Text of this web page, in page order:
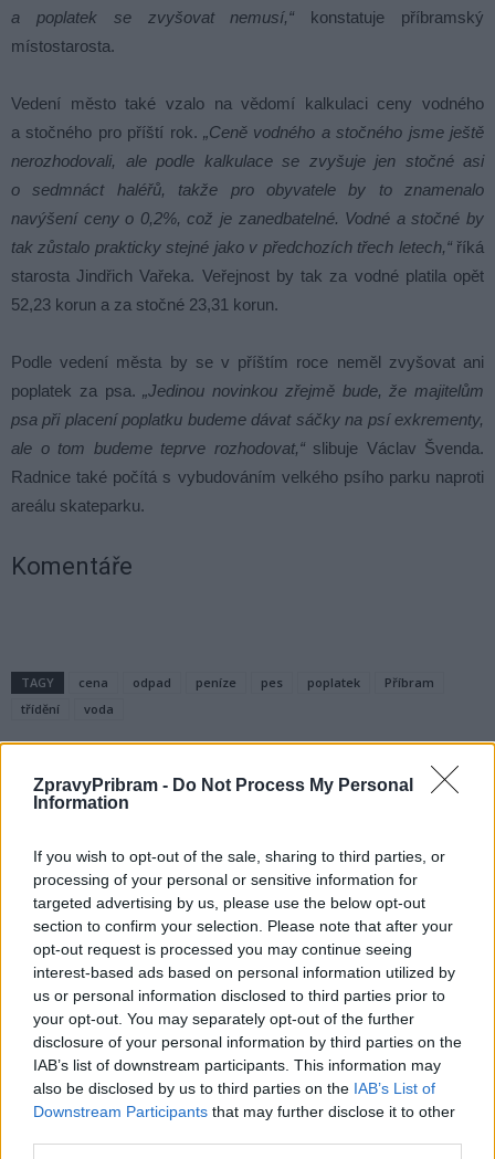
ZpravyPribram - Do Not Process My Personal
Information
If you wish to opt-out of the sale, sharing to third parties, or
processing of your personal or sensitive information for
targeted advertising by us, please use the below opt-out
section to confirm your selection. Please note that after your
opt-out request is processed you may continue seeing
interest-based ads based on personal information utilized by
us or personal information disclosed to third parties prior to
your opt-out. You may separately opt-out of the further
disclosure of your personal information by third parties on the
IAB’s list of downstream participants. This information may
also be disclosed by us to third parties on the IAB’s List of
Downstream Participants that may further disclose it to other
a poplatek se zvyšovat nemusí,“ konstatuje příbramský
místostarosta.
Vedení město také vzalo na vědomí kalkulaci ceny vodného
a stočného pro příští rok. „Ceně vodného a stočného jsme ještě
nerozhodovali, ale podle kalkulace se zvyšuje jen stočné asi
o sedmnáct haléřů, takže pro obyvatele by to znamenalo
navýšení ceny o 0,2%, což je zanedbatelné. Vodné a stočné by
tak zůstalo prakticky stejné jako v předchozích třech letech,“říká
starosta Jindřich Vařeka. Veřejnost by tak za vodné platila opět
52,23 korun a za stočné 23,31 korun.
Podle vedení města by se v příštím roce neměl zvyšovat ani
poplatek za psa.„Jedinou novinkou zřejmě bude, že majitelům
psa při placení poplatku budeme dávat sáčky na psí exkrementy,
ale o tom budeme teprve rozhodovat,“slibuje Václav Švenda.
Radnice také počítá s vybudováním velkého psího parku naproti
areálu skateparku.
Komentáře
TAGY cena odpad peníze pes poplatek
Příbram
třídění
voda
Předchozí článek
Ve středu se bude diskutovat
o rekonstrukci bazénu
Následující článek
Krampuslauf letos nebude,
město ale chystá překvapení
SOUVISEJÍCÍ ČLÁNKY
VÍCE OD AUTORA